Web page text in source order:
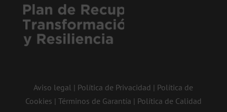
Aviso legal | Política de Privacidad | Política de
Cookies | Términos de Garantía | Política de Calidad